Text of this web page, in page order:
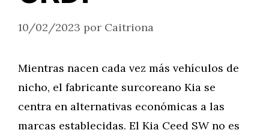
10/02/2023 por Caitriona
Mientras nacen cada vez más vehículos de
nicho, el fabricante surcoreano Kia se
centra en alternativas económicas a las
marcas establecidas. El Kia Ceed SW no es